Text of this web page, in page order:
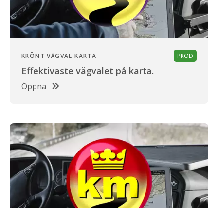
KRÖNT VÄGVAL KARTA PROD
Effektivaste vägvalet på karta.
Öppna